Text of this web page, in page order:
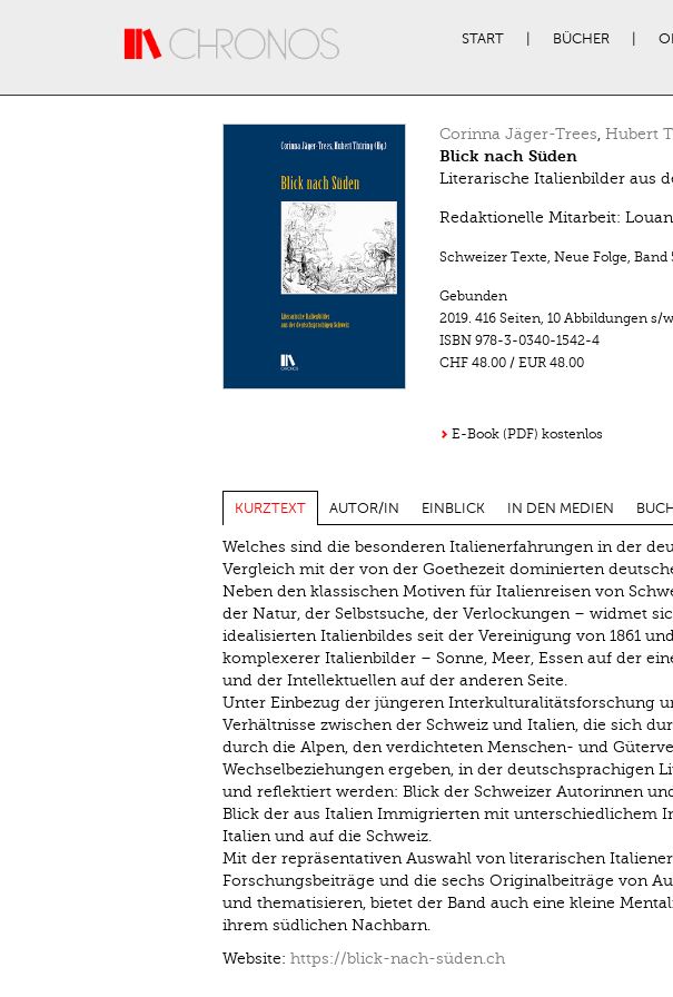
START BÜCHER
Corinna Jäger-Trees, Hubert
Blick nach Süden
Literarische Italienbilder aus
Redaktionelle Mitarbeit:
Schweizer Texte, Neue Folge, Band
Gebunden
2019. 416 Seiten, 10 Abbildungen s/
ISBN 978-3-0340-1542-4
CHF 48.00/ EUR 48.00
E-Book (PDF) kostenlos
KURZTEXT AUTOR/IN EINBLICK IN DEN MEDIEN
Welches sind die besonderen Italienerfahrungen in der
Vergleich mit der von der Goethezeit dominierten
Neben den klassischen Motiven für Italienreisen von
der Natur, der Selbstsuche, der Verlockungen – widmet
idealisierten Italienbildes seit der Vereinigung von 1861
komplexerer Italienbilder – Sonne, Meer, Essen auf der
und der Intellektuellen auf der anderen Seite.
Unter Einbezug der jüngeren Interkulturalitätsforschung
Verhältnisse zwischen der Schweiz und Italien, die sich
durch die Alpen, den verdichteten Menschen- und
Wechselbeziehungen ergeben, in der deutschsprachigen
und reflektiert werden: Blick der Schweizer Autorinnen
Blick der aus Italien Immigrierten mit unterschiedlichem
Italien und auf die Schweiz.
Mit der repräsentativen Auswahl von literarischen
Forschungsbeiträge und die sechs Originalbeiträge von
und thematisieren, bietet der Band auch eine kleine
ihrem südlichen Nachbarn.
Website: https://blick-nach-süden.ch